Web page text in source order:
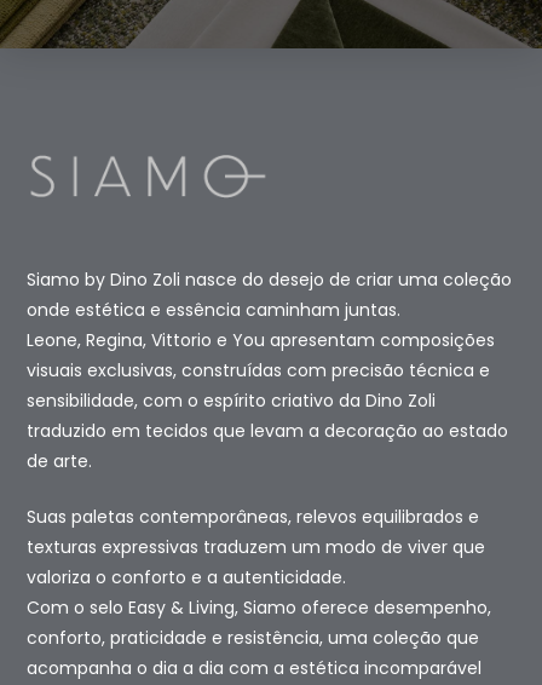
Siamo by Dino Zoli nasce do desejo de criar uma coleção
onde estética e essência caminham juntas.
Leone, Regina, Vittorio e You apresentam composições
visuais exclusivas, construídas com precisão técnica e
sensibilidade, com o espírito criativo da Dino Zoli
traduzido em tecidos que levam a decoração ao estado
de arte.
Suas paletas contemporâneas, relevos equilibrados e
texturas expressivas traduzem um modo de viver que
valoriza o conforto e a autenticidade.
Com o selo Easy & Living, Siamo oferece desempenho,
conforto, praticidade e resistência, uma coleção que
acompanha o dia a dia com a estética incomparável